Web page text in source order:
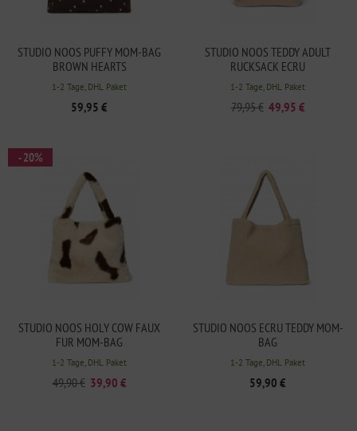
STUDIO NOOS PUFFY MOM-BAG
BROWN HEARTS
1-2 Tage, DHL Paket
59,95 €
STUDIO NOOS TEDDY ADULT
RUCKSACK ECRU
1-2 Tage, DHL Paket
79,95 € 49,95 €
STUDIO NOOS HOLY COW FAUX
FUR MOM-BAG
1-2 Tage, DHL Paket
49,90 € 39,90 €
- 20%
STUDIO NOOS ECRU TEDDY MOM-
BAG
1-2 Tage, DHL Paket
59,90 €